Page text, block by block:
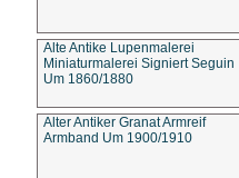
Alte Antike Lupenmalerei
Miniaturmalerei Signiert Seguin
Um 1860/1880
Alter Antiker Granat Armreif
Armband Um 1900/1910